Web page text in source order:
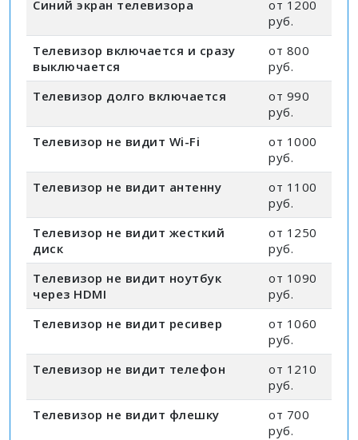
Синий экран телевизора
от 1200
руб.
Телевизор включается и сразу
выключается
от 800
руб.
Телевизор долго включается
от 990
руб.
Телевизор не видит Wi-Fi
от 1000
руб.
Телевизор не видит антенну
от 1100
руб.
Телевизор не видит жесткий
диск
от 1250
руб.
Телевизор не видит ноутбук
через HDMI
от 1090
руб.
Телевизор не видит ресивер
от 1060
руб.
Телевизор не видит телефон
от 1210
руб.
Телевизор не видит флешку
от 700
руб.